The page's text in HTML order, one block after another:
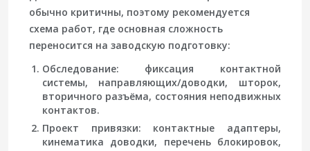
обычно критичны, поэтому рекомендуется
схема работ, где основная сложность
переносится на заводскую подготовку:
Обследование: фиксация контактной
системы, направляющих/доводки, шторок,
вторичного разъёма, состояния неподвижных
контактов.
Проект привязки: контактные адаптеры,
кинематика доводки, перечень блокировок,